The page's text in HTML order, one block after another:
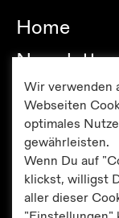
Home
Newsletter
Besuch
Editionen
Presse
Wir verwenden
Webseiten
optimales
gewährleisten.
Wenn Du auf
klickst, willigst
aller dieser